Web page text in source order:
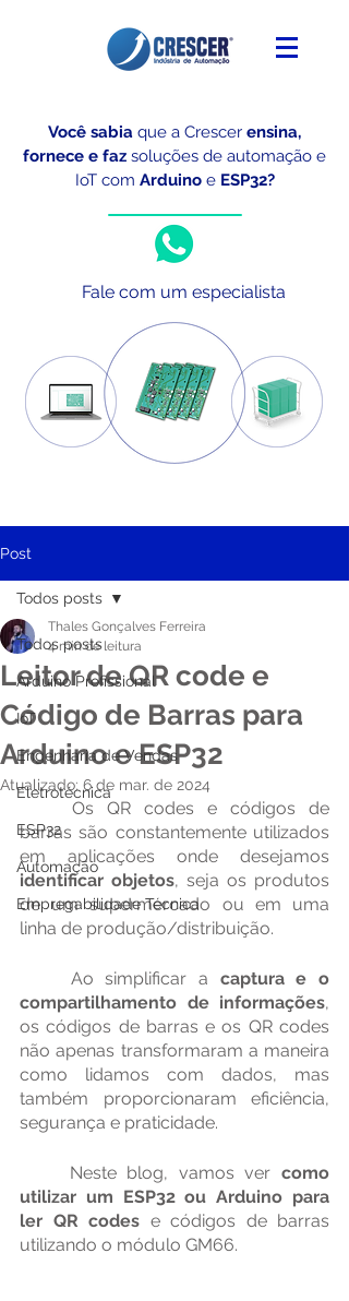
Você sabia que a Crescer ensina,
fornece e faz soluções de automação e
IoT com Arduino e ESP32?
Fale com um especialista
Post
Todos posts
Arduino Profissional
IoT
Engenharia de Vendas
Eletrotécnica
ESP32
Automação
Empregabilidade Técnica
Todos posts
Leitor de QR code e
Código de Barras para
Arduino e ESP32
Thales Gonçalves Ferreira
4 min de leitura
Atualizado: 6 de mar. de 2024
barras são constantemente utilizados
identificar objetos, seja os produtos
de um supermercado ou em uma
linha de produção/distribuição.
	Ao simplificar a
captura e o
compartilhamento de informações,
os códigos de barras e os QR codes
não apenas transformaram a maneira
como lidamos com dados, mas
também proporcionaram eficiência,
segurança e praticidade.
	Neste blog, vamos ver
como
utilizar um ESP32 ou Arduino para
ler QR codes e códigos de barras
utilizando o módulo GM66.